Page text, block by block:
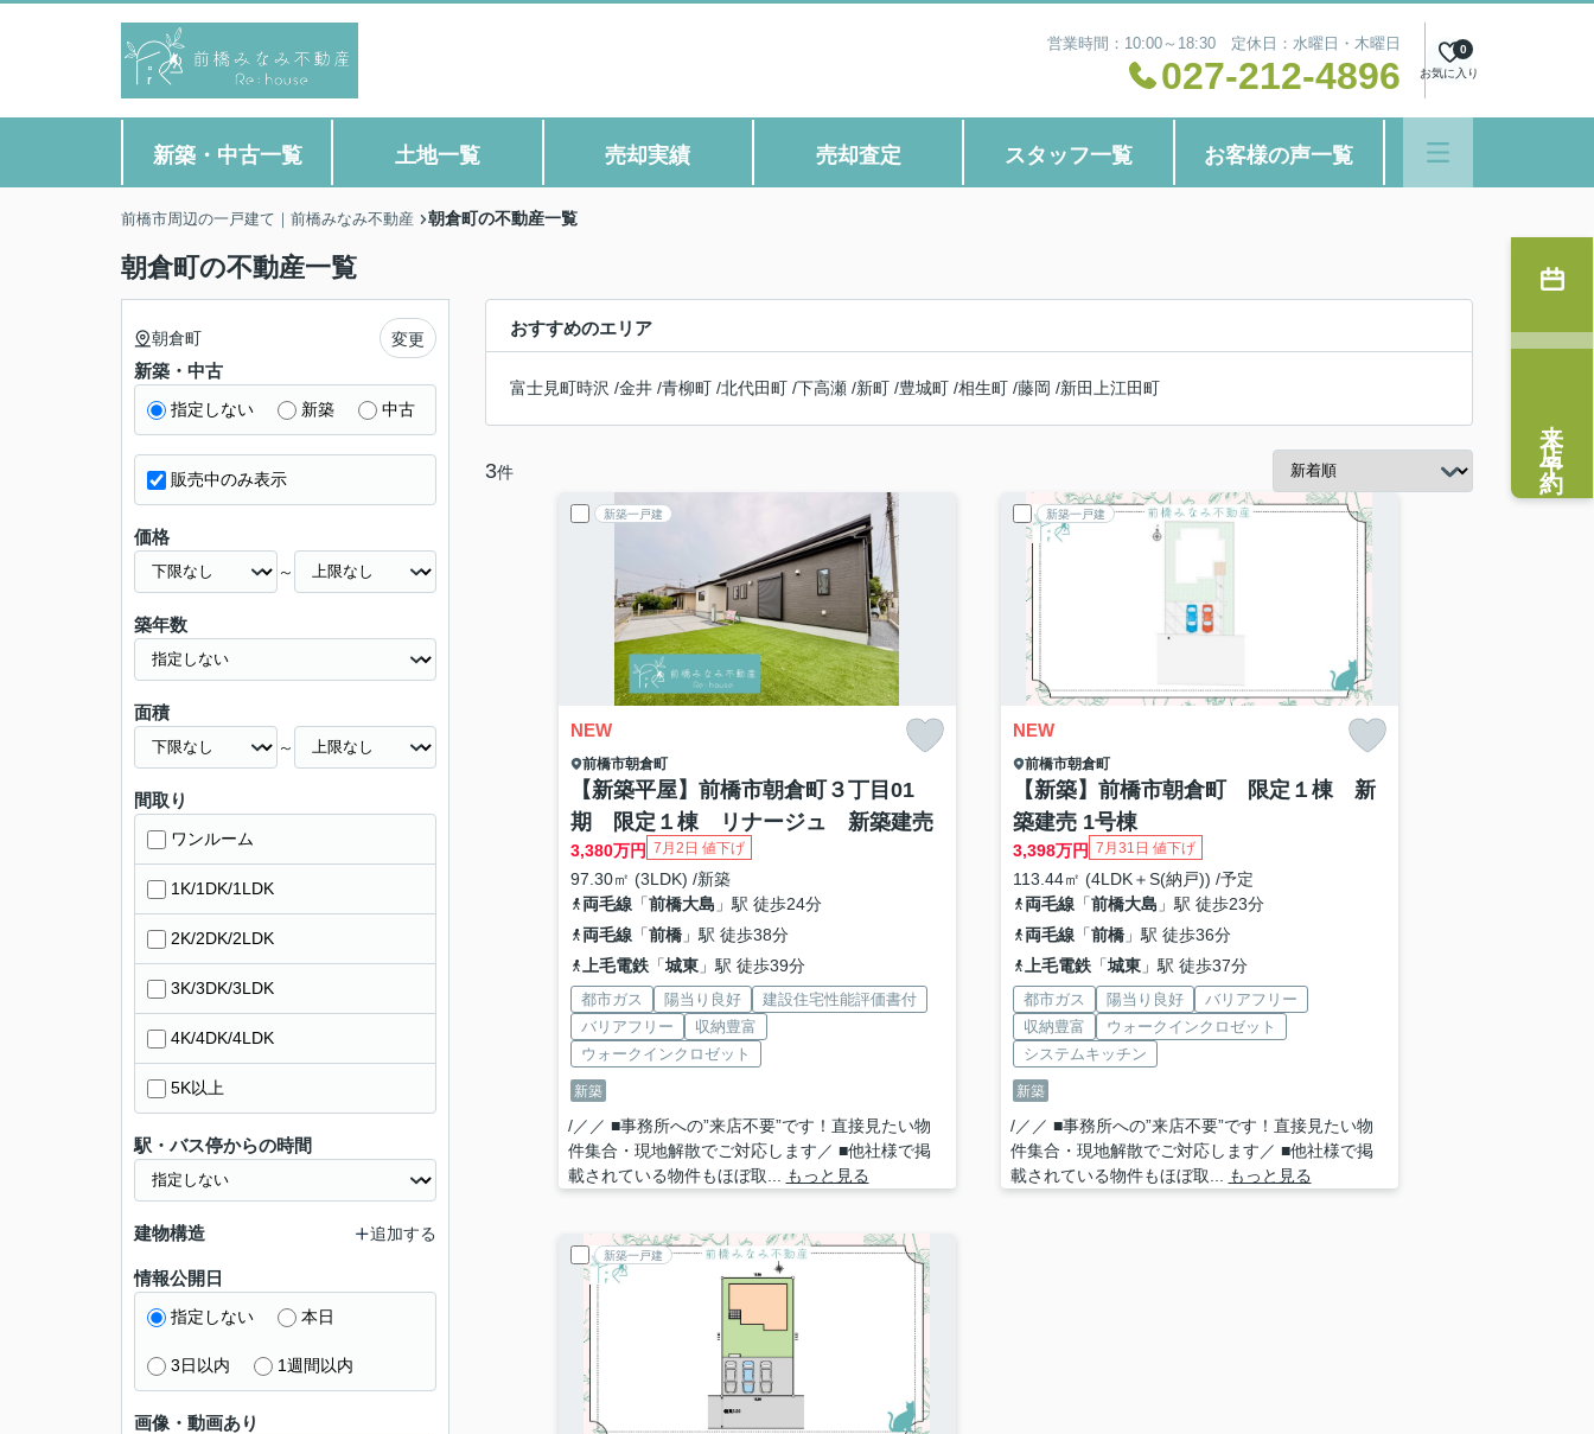
営業時間：10:00～18:30 定休日：水曜日・木曜日
027-212-4896 お気に入り
0
新築・中古一覧 土地一覧 売却実績 売却査定 スタッフ一覧 お客様の声一覧
前橋市周辺の一戸建て｜前橋みなみ不動産 朝倉町の不動産一覧
朝倉町の不動産一覧
おすすめのエリア
富士見町時沢 /金井 /青柳町 /北代田町 /下高瀬 /新町 /豊城町 /相生町 /藤岡 /新田上江田町
3件
新築一戸建
NEW
前橋市朝倉町
【新築平屋】前橋市朝倉町３丁目01
期 限定１棟 リナージュ 新築建売
3,380万円 7月2日 値下げ
97.30㎡ (3LDK) /新築
両毛線「前橋大島 」駅 徒歩24分
両毛線「前橋」駅 徒歩38分
上毛電鉄「城東」駅 徒歩39分
都市ガス 陽当り良好
建設住宅性能評価書付
バリアフリー
収納豊富
ウォークインクロゼット
新築
/／／ ■事務所への”来店不要”です！直接見たい物
件集合・現地解散でご対応します／ ■他社様で掲
載されている物件もほぼ取...
もっと見る
新築一戸建
NEW
前橋市朝倉町
【新築】前橋市朝倉町 限定１棟 新
築建売 1号棟
3,398万円 7月31日 値下げ
113.44㎡ (4LDK＋S(納戸)) /予定
両毛線「前橋大島 」駅 徒歩23分
両毛線「前橋」駅 徒歩36分
上毛電鉄「城東」駅 徒歩37分
都市ガス 陽当り良好
バリアフリー
収納豊富
ウォークインクロゼット
システムキッチン
新築
/／／ ■事務所への”来店不要”です！直接見たい物
件集合・現地解散でご対応します／ ■他社様で掲
載されている物件もほぼ取...
もっと見る
新築一戸建
朝倉町 変更
新築・中古
指定しない 新築 中古
販売中のみ表示
価格
～
築年数
面積
～
間取り
ワンルーム
1K/1DK/1LDK
2K/2DK/2LDK
3K/3DK/3LDK
4K/4DK/4LDK
5K以上
駅・バス停からの時間
建物構造 追加する
情報公開日
指定しない 本日
3日以内 1週間以内
画像・動画あり
来店予約